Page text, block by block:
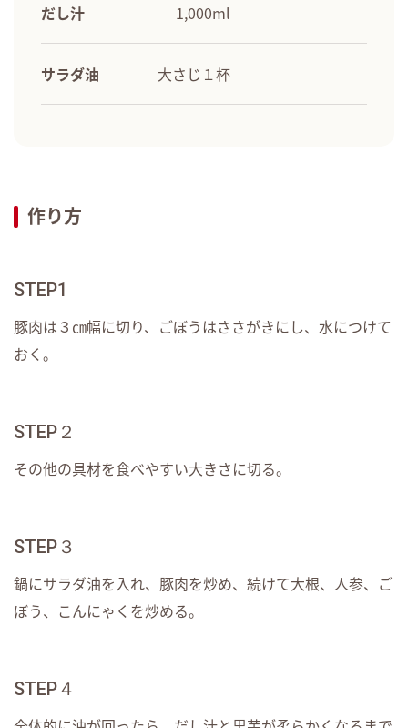
だし汁 1,000ml
サラダ油 大さじ１杯
作り方
STEP1
豚肉は３㎝幅に切り、ごぼうはささがきにし、水につけて
おく。
STEP２
その他の具材を食べやすい大きさに切る。
STEP３
鍋にサラダ油を入れ、豚肉を炒め、続けて大根、人参、ご
ぼう、こんにゃくを炒める。
STEP４